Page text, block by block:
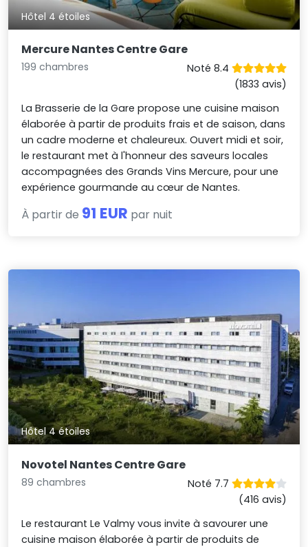
Hôtel 4 étoiles
Mercure Nantes Centre Gare
199 chambres
Noté 8.4
(1833 avis)
La Brasserie de la Gare propose une cuisine maison
élaborée à partir de produits frais et de saison, dans
un cadre moderne et chaleureux. Ouvert midi et soir,
le restaurant met à l'honneur des saveurs locales
accompagnées des Grands Vins Mercure, pour une
expérience gourmande au cœur de Nantes.
À partir de 91 EUR par nuit
Hôtel 4 étoiles
Novotel Nantes Centre Gare
89 chambres
Noté 7.7
(416 avis)
Le restaurant Le Valmy vous invite à savourer une
cuisine maison élaborée à partir de produits de